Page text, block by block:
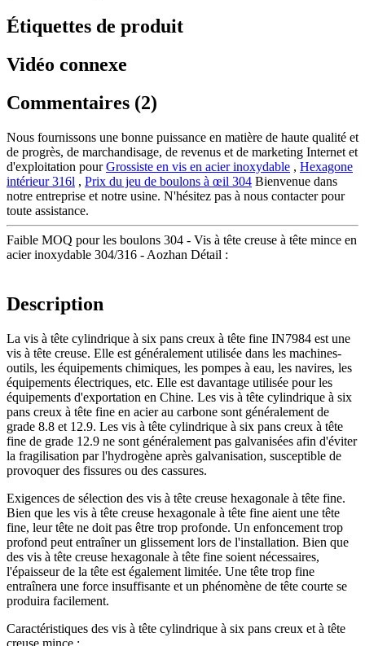
Étiquettes de produit
Vidéo connexe
Commentaires (2)
Nous fournissons une bonne puissance en matière de haute qualité et
de progrès, de marchandisage, de revenus et de marketing Internet et
d'exploitation pourGrossiste en vis en acier inoxydable , Hexagone
intérieur 316l , Prix du jeu de boulons à œil 304 Bienvenue dans
notre entreprise et notre usine. N'hésitez pas à nous contacter pour
toute assistance.
Faible MOQ pour les boulons 304 - Vis à tête creuse à tête mince en
acier inoxydable 304/316 - Aozhan Détail :
Description
La vis à tête cylindrique à six pans creux à tête fine IN7984 est une
vis à tête creuse. Elle est généralement utilisée dans les machines-
outils, les équipements chimiques, les pompes à eau, les navires, les
équipements électriques, etc. Elle est davantage utilisée pour les
équipements d'exportation en Chine. Les vis à tête cylindrique à six
pans creux à tête fine en acier au carbone sont généralement de
grade 8.8 et 12.9. Les vis à tête cylindrique à six pans creux à tête
fine de grade 12.9 ne sont généralement pas galvanisées afin d'éviter
la fragilisation par l'hydrogène après galvanisation, susceptible de
provoquer des fissures ou des cassures.
Exigences de sélection des vis à tête creuse hexagonale à tête fine.
Bien que les vis à tête creuse hexagonale à tête fine aient une tête
fine, leur tête ne doit pas être trop profonde. Un enfoncement trop
profond peut entraîner un glissement lors de l'installation. Bien que
des vis à tête creuse hexagonale à tête fine soient nécessaires,
l'épaisseur de la tête est également limitée. Une tête trop fine
entraînera une force insuffisante et un phénomène de tête courte se
produira facilement.
Caractéristiques des vis à tête cylindrique à six pans creux et à tête
creuse mince :